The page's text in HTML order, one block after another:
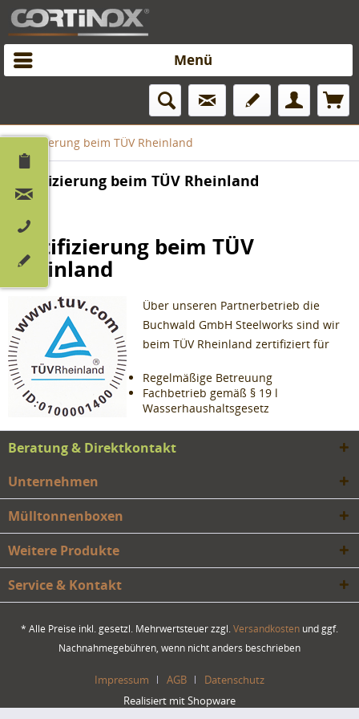
Menü
Zertifizierung beim TÜV Rheinland
Zertifizierung beim TÜV Rheinland
Zertifizierung beim TÜV
Rheinland
Über unseren Partnerbetrieb die
Buchwald GmbH Steelworks sind wir
beim TÜV Rheinland zertifiziert für
Regelmäßige Betreuung
Fachbetrieb gemäß § 19 l
Wasserhaushaltsgesetz
Beratung & Direktkontakt
Unternehmen
Mülltonnenboxen
Weitere Produkte
Service & Kontakt
* Alle Preise inkl. gesetzl. Mehrwertsteuer zzgl.Versandkosten und ggf.
Nachnahmegebühren, wenn nicht anders beschrieben
Impressum AGB
Datenschutz
Realisiert mit Shopware